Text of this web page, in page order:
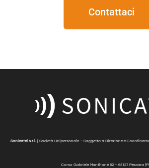
Contattaci
Sonicatel s.r.l.| Società Unipersonale – Soggetta a Direzione e
Corso Gabriele Manthonè62 – 65127 Pescara